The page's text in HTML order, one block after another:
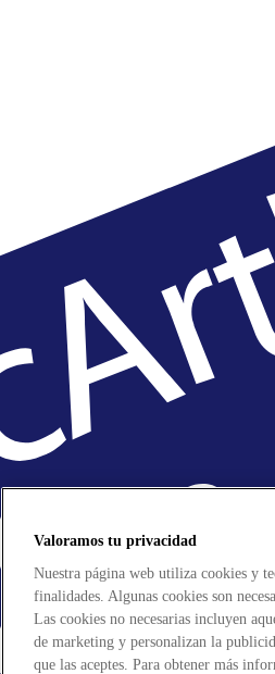
Valoramos tu privacidad
Nuestra página web utiliza cookies y
finalidades. Algunas cookies son
Las cookies no necesarias incluyen
de marketing y personalizan la
que las aceptes. Para obtener más